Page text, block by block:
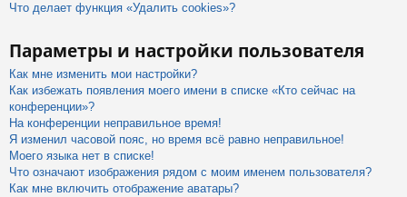
Что делает функция «Удалить cookies»?
Параметры и настройки пользователя
Как мне изменить мои настройки?
Как избежать появления моего имени в списке «Кто сейчас на
конференции»?
На конференции неправильное время!
Я изменил часовой пояс, но время всё равно неправильное!
Моего языка нет в списке!
Что означают изображения рядом с моим именем пользователя?
Как мне включить отображение аватары?